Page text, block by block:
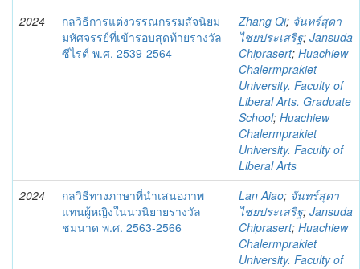
2024
กลวิธีการแต่งวรรณกรรมสัจนิยม
มหัศจรรย์ที่เข้ารอบสุดท้ายรางวัล
ซีไรต์ พ.ศ. 2539-2564
Zhang Qi; จันทร์สุดา
ไชยประเสริฐ; Jansuda
Chiprasert; Huachiew
Chalermprakiet
University. Faculty of
Liberal Arts. Graduate
School; Huachiew
Chalermprakiet
University. Faculty of
Liberal Arts
2024
กลวิธีทางภาษาที่นำเสนอภาพ
แทนผู้หญิงในนวนิยายรางวัล
ชมนาด พ.ศ. 2563-2566
Lan Aiao; จันทร์สุดา
ไชยประเสริฐ; Jansuda
Chiprasert; Huachiew
Chalermprakiet
University. Faculty of